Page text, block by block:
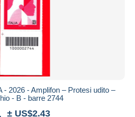
- 2026 - Amplifon – Protesi udito –
- B - barre 2744
± US$2.43